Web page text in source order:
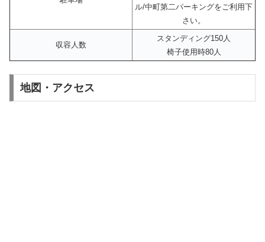
ル/中町第二パーキングをご利用下
さい。
収容人数
スタンディング150人
椅子使用時80人
地図・アクセス